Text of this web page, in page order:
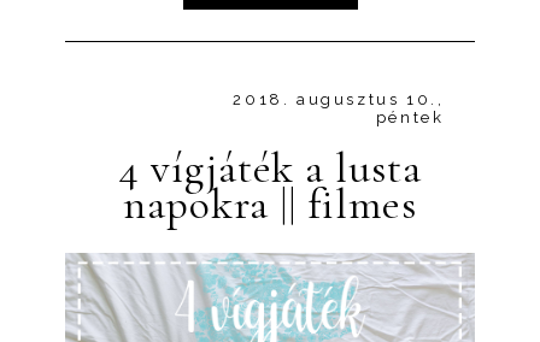
2018. augusztus 10.,
péntek
4 vígjáték a lusta
napokra || filmes